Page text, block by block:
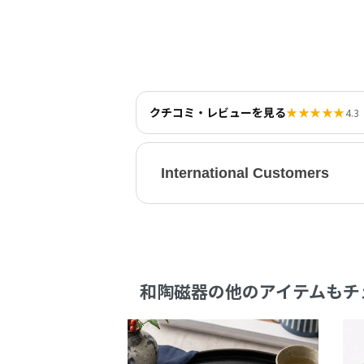
クチコミ・レビューを見る★★★★★4.3
International Customers
和陶磁器の他のアイテムも